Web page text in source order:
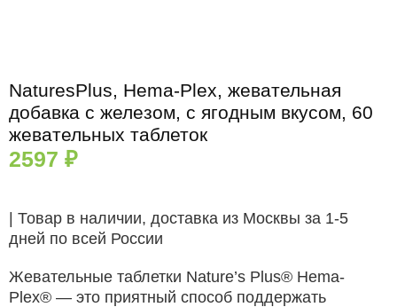
NaturesPlus, Hema-Plex, жевательная
добавка с железом, с ягодным вкусом, 60
жевательных таблеток
2597 ₽
| Товар в наличии, доставка из Москвы за 1-5
дней по всей России
Жевательные таблетки Nature’s Plus® Hema-
Plex® — это приятный способ поддержать